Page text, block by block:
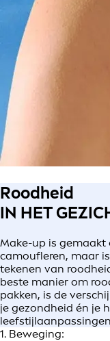
Roodheid
IN HET
Make-up is
camoufleren, maar
tekenen van
beste manier om
pakken, is de
je gezondheid én je
1. Beweging: